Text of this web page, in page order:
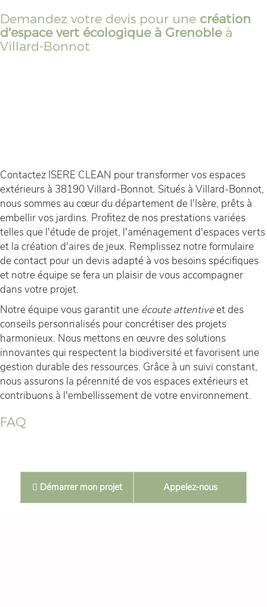
Démarrer mon projet Appelez-nous
Demandez votre devis pour une création
d'espace vert écologique à Grenobleà
Villard-Bonnot
Contactez ISERE CLEAN pour transformer vos espaces
extérieurs à 38190 Villard-Bonnot. Situés à Villard-Bonnot,
nous sommes au cœur du département de l'Isère, prêts à
embellir vos jardins. Profitez de nos prestations variées
telles que l'étude de projet, l'aménagement d'espaces verts
et la création d'aires de jeux. Remplissez notre formulaire
de contact pour un devis adapté à vos besoins spécifiques
et notre équipe se fera un plaisir de vous accompagner
dans votre projet.
Notre équipe vous garantit une écoute attentiveet des
conseils personnalisés pour concrétiser des projets
harmonieux. Nous mettons en œuvre des solutions
innovantes qui respectent la biodiversité et favorisent une
gestion durable des ressources. Grâce à un suivi constant,
nous assurons la pérennité de vos espaces extérieurs et
contribuons à l'embellissement de votre environnement.
FAQ